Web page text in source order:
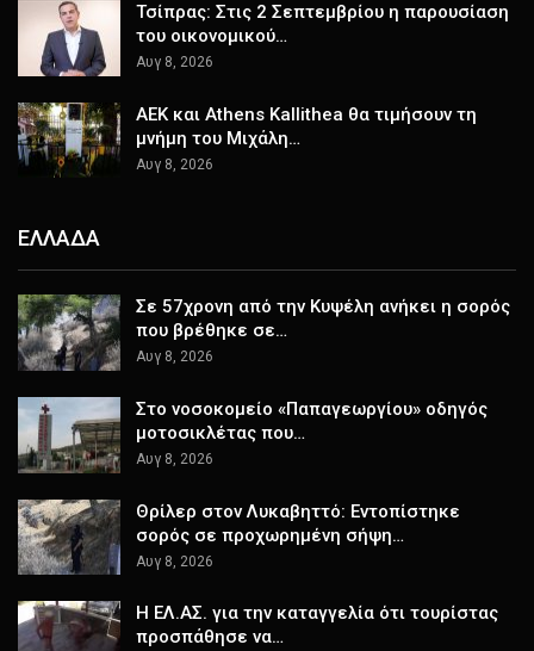
Τσίπρας: Στις 2 Σεπτεμβρίου η παρουσίαση
του οικονομικού…
Αυγ 8, 2026
ΑΕΚ και Athens Kallithea θα τιμήσουν τη
μνήμη του Μιχάλη…
Αυγ 8, 2026
ΕΛΛΑΔΑ
Σε 57χρονη από την Κυψέλη ανήκει η σορός
που βρέθηκε σε…
Αυγ 8, 2026
Στο νοσοκομείο «Παπαγεωργίου» οδηγός
μοτοσικλέτας που…
Αυγ 8, 2026
Θρίλερ στον Λυκαβηττό: Εντοπίστηκε
σορός σε προχωρημένη σήψη…
Αυγ 8, 2026
Η ΕΛ.ΑΣ. για την καταγγελία ότι τουρίστας
προσπάθησε να…